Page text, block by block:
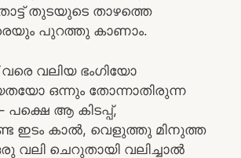
തുടയുടെ താഴത്തെ
പുറത്തു കാണാം.
വലിയ ഭംഗിയോ
ഒന്നും തോന്നാതിരുന്ന
ആ കിടപ്പ്,
ഇടം കാൽ, വെളുത്തു മിനുത്ത
വലി ചെറുതായി വലിച്ചാൽ